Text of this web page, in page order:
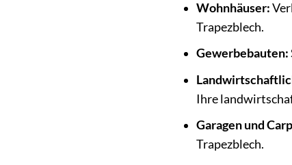
Wohnhäuser:
Trapezblech.
Gewerbebauten:
Ihre
Garagen und
Trapezblech.